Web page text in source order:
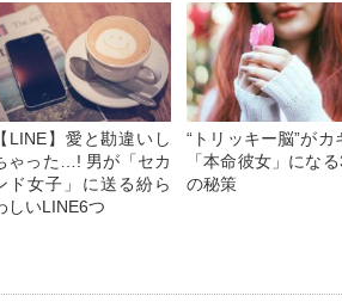
【LINE】愛と勘違いし
ゃった…! 男が「セカ
ド女子」に送る紛ら
しいLINE6つ
“トリッキー脳”がカ
「本命彼女」にな
の秘策